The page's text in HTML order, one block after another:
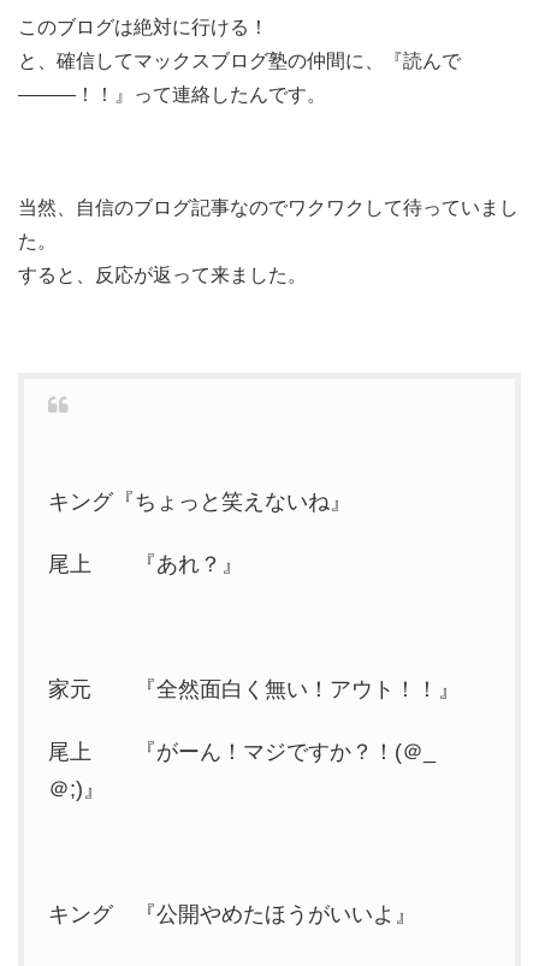
このブログは絶対に行ける！
と、確信してマックスブログ塾の仲間に、『読んで
―――！！』って連絡したんです。
当然、自信のブログ記事なのでワクワクして待っていまし
た。
すると、反応が返って来ました。
キング『ちょっと笑えないね』
尾上 『あれ？』
家元 『全然面白く無い！アウト！！』
尾上 『がーん！マジですか？！(＠_
＠;)』
キング 『公開やめたほうがいいよ』